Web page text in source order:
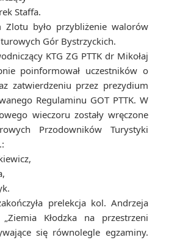
Staffa.
Zlotu było przybliżenie walorów
Gór Bystrzyckich.
KTG ZG PTTK dr Mikołaj
poinformował uczestników o
zatwierdzeniu przez prezydium
Regulaminu GOT PTTK. W
wieczoru zostały wręczone
Przodowników Turystyki
prelekcja kol. Andrzeja
Kłodzka na przestrzeni
się równolegle egzaminy.